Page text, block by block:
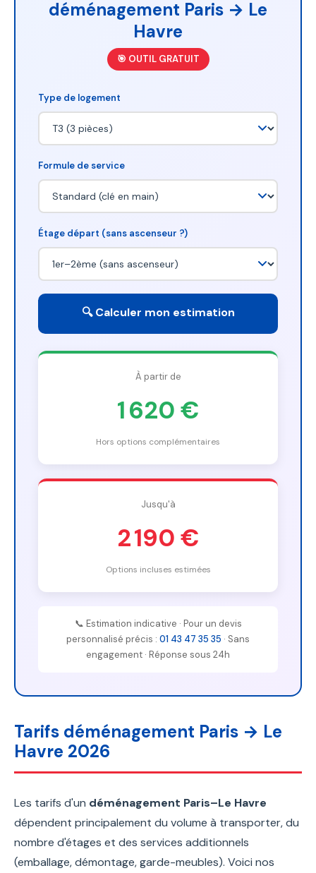
déménagement Paris → Le
Havre
🎯 OUTIL GRATUIT
Type de logement
Formule de service
Étage départ (sans ascenseur ?)
🔍 Calculer mon estimation
À partir de
1 620 €
Hors options complémentaires
Jusqu'à
2 190 €
Options incluses estimées
📞 Estimation indicative · Pour un devis
personnalisé précis : 01 43 47 35 35 · Sans
engagement · Réponse sous 24h
Tarifs déménagement Paris → Le
Havre 2026
Les tarifs d'un déménagement Paris–Le Havre
dépendent principalement du volume à transporter, du
nombre d'étages et des services additionnels
(emballage, démontage, garde-meubles). Voici nos